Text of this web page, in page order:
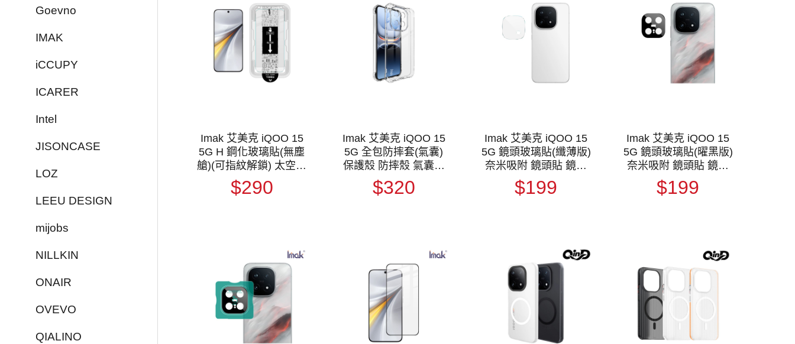
Goevno
IMAK
iCCUPY
ICARER
Intel
JISONCASE
LOZ
LEEU DESIGN
mijobs
NILLKIN
ONAIR
OVEVO
QIALINO
Imak 艾美克 iQOO 15
5G H 鋼化玻璃貼(無塵
艙)(可指紋解鎖) 太空艙
貼膜神器 手殘救星 玻
璃膜 鋼化膜 手機螢幕
$290
Imak 艾美克 iQOO 15
5G 全包防摔套(氣囊)
保護殼 防摔殼 氣囊套
透明套 TPU軟套 不易
發黃
$320
Imak 艾美克 iQOO 15
5G 鏡頭玻璃貼(纖薄版)
奈米吸附 鏡頭貼 鏡頭
保護貼 鏡頭膜
$199
Imak 艾美克 iQOO 15
5G 鏡頭玻璃貼(曜黑版)
奈米吸附 鏡頭貼 鏡頭
保護貼 鏡頭膜
$199